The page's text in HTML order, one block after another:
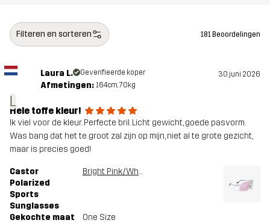
Filteren en sorteren 181 Beoordelingen
L
Laura L. Geverifieerde koper 30 juni 2026
Afmetingen: 164cm, 70kg
Hele toffe kleur!
Ik viel voor de kleur. Perfecte bril. Licht gewicht, goede pasvorm.
Was bang dat het te groot zal zijn op mijn, niet al te grote gezicht,
maar is precies goed!
Castor
Polarized
Sports
Sunglasses
Bright Pink/White
Gekochte maat One Size